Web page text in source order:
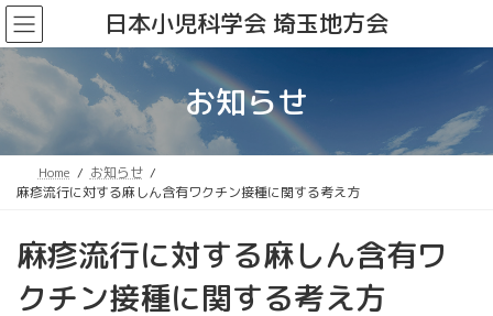
コ
ン
テ
ス
ナ
ビ
ゲ
ン
日本小児科学会 埼玉地方会
お知らせ
Home
お知らせ
麻疹流行に対する麻しん含有ワクチン接種に関する考え方
麻疹流行に対する麻しん含有ワ
クチン接種に関する考え方